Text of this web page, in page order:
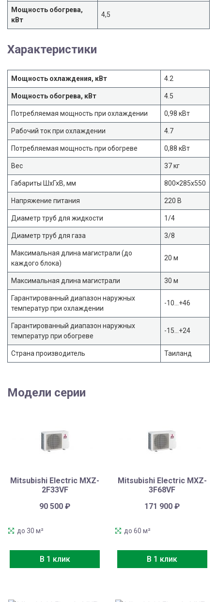
Мощность обогрева,
кВт
4,5
Характеристики
Мощность охлаждения, кВт 4.2
Мощность обогрева, кВт 4.5
Потребляемая мощность при охлаждении 0,98 кВт
Рабочий ток при охлаждении 4.7
Потребляемая мощность при обогреве 0,88 кВт
Вес 37 кг
Габариты ШхГхВ, мм 800×285х550
Напряжение питания 220 В
Диаметр труб для жидкости 1/4
Диаметр труб для газа 3/8
Максимальная длина магистрали (до
каждого блока)
20 м
Максимальная длина магистрали 30 м
Гарантированный диапазон наружных
температур при охлаждении
-10…+46
Гарантированный диапазон наружных
температур при обогреве
-15…+24
Страна производитель Таиланд
Модели серии
Mitsubishi Electric MXZ-
2F33VF
90 500₽
до 30 м²
В 1 клик
Mitsubishi Electric MXZ-
3F68VF
171 900₽
до 60 м²
В 1 клик